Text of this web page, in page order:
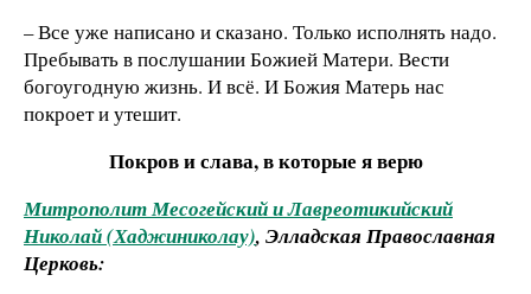
– Все уже написано и сказано. Только исполнять надо.
Пребывать в послушании Божией Матери. Вести
богоугодную жизнь. И всё. И Божия Матерь нас
покроет и утешит.
Покров и слава, в которые я верю
Митрополит Месогейский и Лавреотикийский
Николай (Хаджиниколау), Элладская Православная
Церковь: